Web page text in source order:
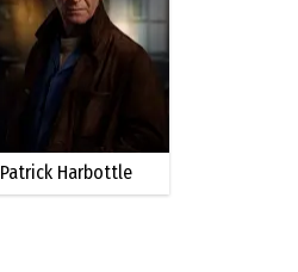
Patrick Harbottle